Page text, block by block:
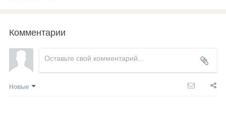
Комментарии
Новые